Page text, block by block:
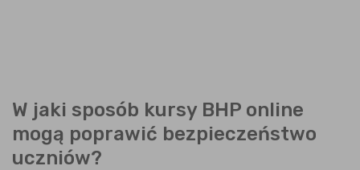
W jaki sposób kursy BHP online
mogą poprawić bezpieczeństwo
uczniów?